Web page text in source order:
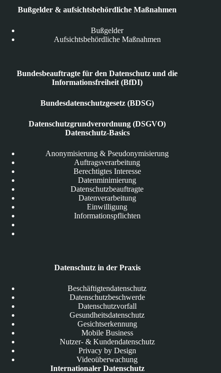
Bußgelder & aufsichtsbehördliche Maßnahmen
Bußgelder
Aufsichtsbehördliche Maßnahmen
Bundesbeauftragte für den Datenschutz und die
Informationsfreiheit (BfDI)
Bundesdatenschutzgesetz (BDSG)
Datenschutzgrundverordnung (DSGVO)
Datenschutz-Basics
Anonymisierung & Pseudonymisierung
Auftragsverarbeitung
Berechtigtes Interesse
Datenminimierung
Datenschutzbeauftragte
Datenverarbeitung
Einwilligung
Informationspflichten
Datenschutz in der Praxis
Beschäftigtendatenschutz
Datenschutzbeschwerde
Datenschutzvorfall
Gesundheitsdatenschutz
Gesichtserkennung
Mobile Business
Nutzer- & Kundendatenschutz
Privacy by Design
Videoüberwachung
Internationaler Datenschutz